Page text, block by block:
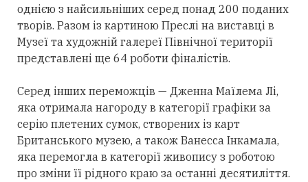
однією з найсильніших серед понад 200 поданих
творів. Разом із картиною Преслі на виставці в
Музеї та художній галереї Північної території
представлені ще 64 роботи фіналістів.
Серед інших переможців — Дженна Маїлема Лі,
яка отримала нагороду в категорії графіки за
серію плетених сумок, створених із карт
Британського музею, а також Ванесса Інкамала,
яка перемогла в категорії живопису з роботою
про зміни її рідного краю за останні десятиліття.